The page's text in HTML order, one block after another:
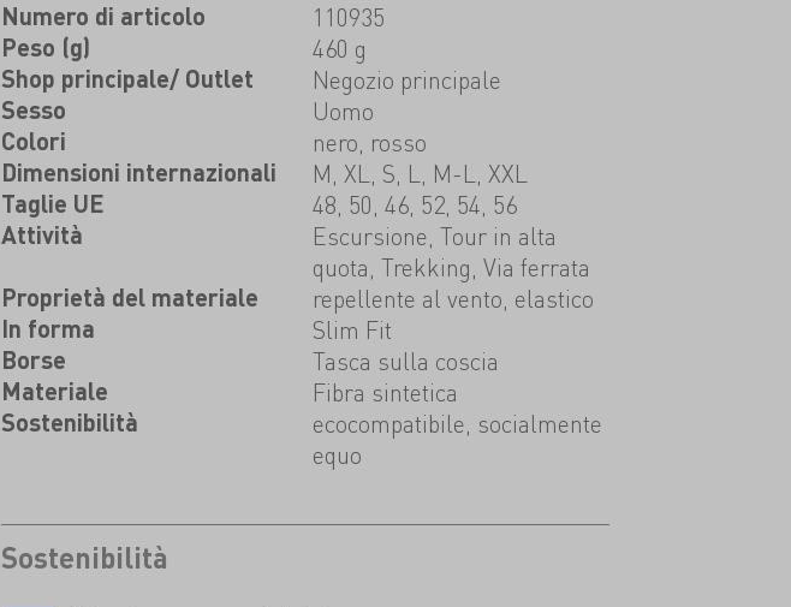
Numero di articolo 110935
Peso (g) 460 g
Shop principale/ Outlet Negozio principale
Sesso Uomo
Colori nero, rosso
Dimensioni internazionali M, XL, S, L, M-L, XXL
Taglie UE 48, 50, 46, 52, 54, 56
Attività
Escursione, Tour in alta
quota, Trekking, Via ferrata
Proprietà del materiale repellente al vento, elastico
In forma Slim Fit
Borse Tasca sulla coscia
Materiale Fibra sintetica
Sostenibilità
ecocompatibile, socialmente
equo
Sostenibilità